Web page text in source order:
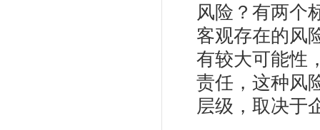
风险？有两个
客观存在的风
有较大可能性
责任，这种风
层级，取决于